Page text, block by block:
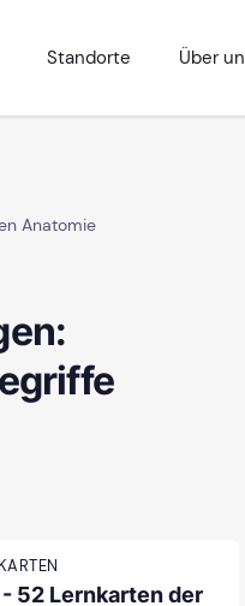
Standorte Über
Anatomie
52 Lernkarten der